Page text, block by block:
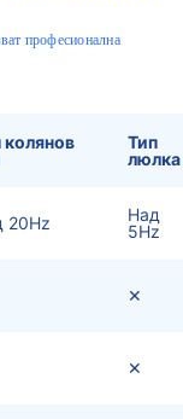
професионална
колянов
Тип
люлка
20Hz
Над
5Hz
✕
✕